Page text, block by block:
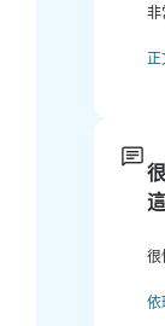
非
正
很
依